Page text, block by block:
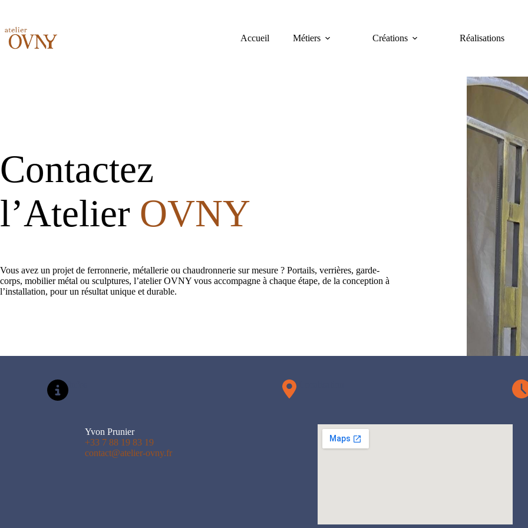
contenu
Accueil
Métiers Créations Réalisations
Contactez
l’Atelier OVNY
Vous avez un projet de ferronnerie, métallerie ou chaudronnerie sur mesure ? Portails, verrières, garde-
corps, mobilier métal ou sculptures, l’atelier OVNY vous accompagne à chaque étape, de la conception à
l’installation, pour un résultat unique et durable.
Yvon Prunier
+33 7 88 19 83 19
contact@atelier-ovny.fr